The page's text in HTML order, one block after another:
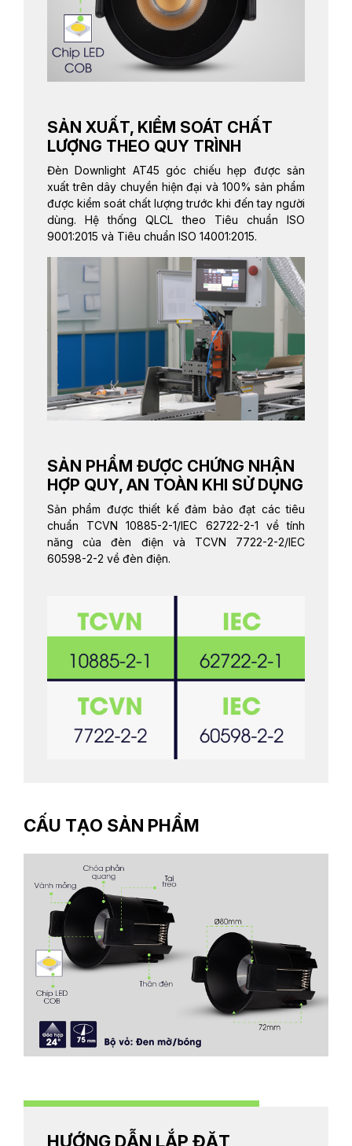
SẢN XUẤT, KIỂM SOÁT CHẤT
LƯỢNG THEO QUY TRÌNH
Đèn Downlight AT45 góc chiếu hẹp được sản
xuất trên dây chuyền hiện đại và 100% sản phẩm
được kiểm soát chất lượng trước khi đến tay người
dùng. Hệ thống QLCL theo Tiêu chuẩn ISO
9001:2015 và Tiêu chuẩn ISO 14001:2015.
SẢN PHẨM ĐƯỢC CHỨNG NHẬN
HỢP QUY, AN TOÀN KHI SỬ DỤNG
Sản phẩm được thiết kế đảm bảo đạt các tiêu
chuẩn TCVN 10885-2-1/IEC 62722-2-1 về tính
năng của đèn điện và TCVN 7722-2-2/IEC
60598-2-2 về đèn điện.
CẤU TẠO SẢN PHẨM
HƯỚNG DẪN LẮP ĐẶT